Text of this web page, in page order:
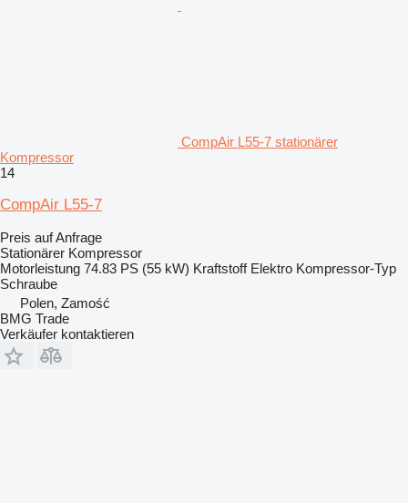
CompAir L55-7 stationärer
Kompressor
14
CompAir L55-7
Preis auf Anfrage
Stationärer Kompressor
Motorleistung 74.83 PS (55 kW) Kraftstoff Elektro Kompressor-Typ
Schraube
Polen, Zamość
BMG Trade
Verkäufer kontaktieren